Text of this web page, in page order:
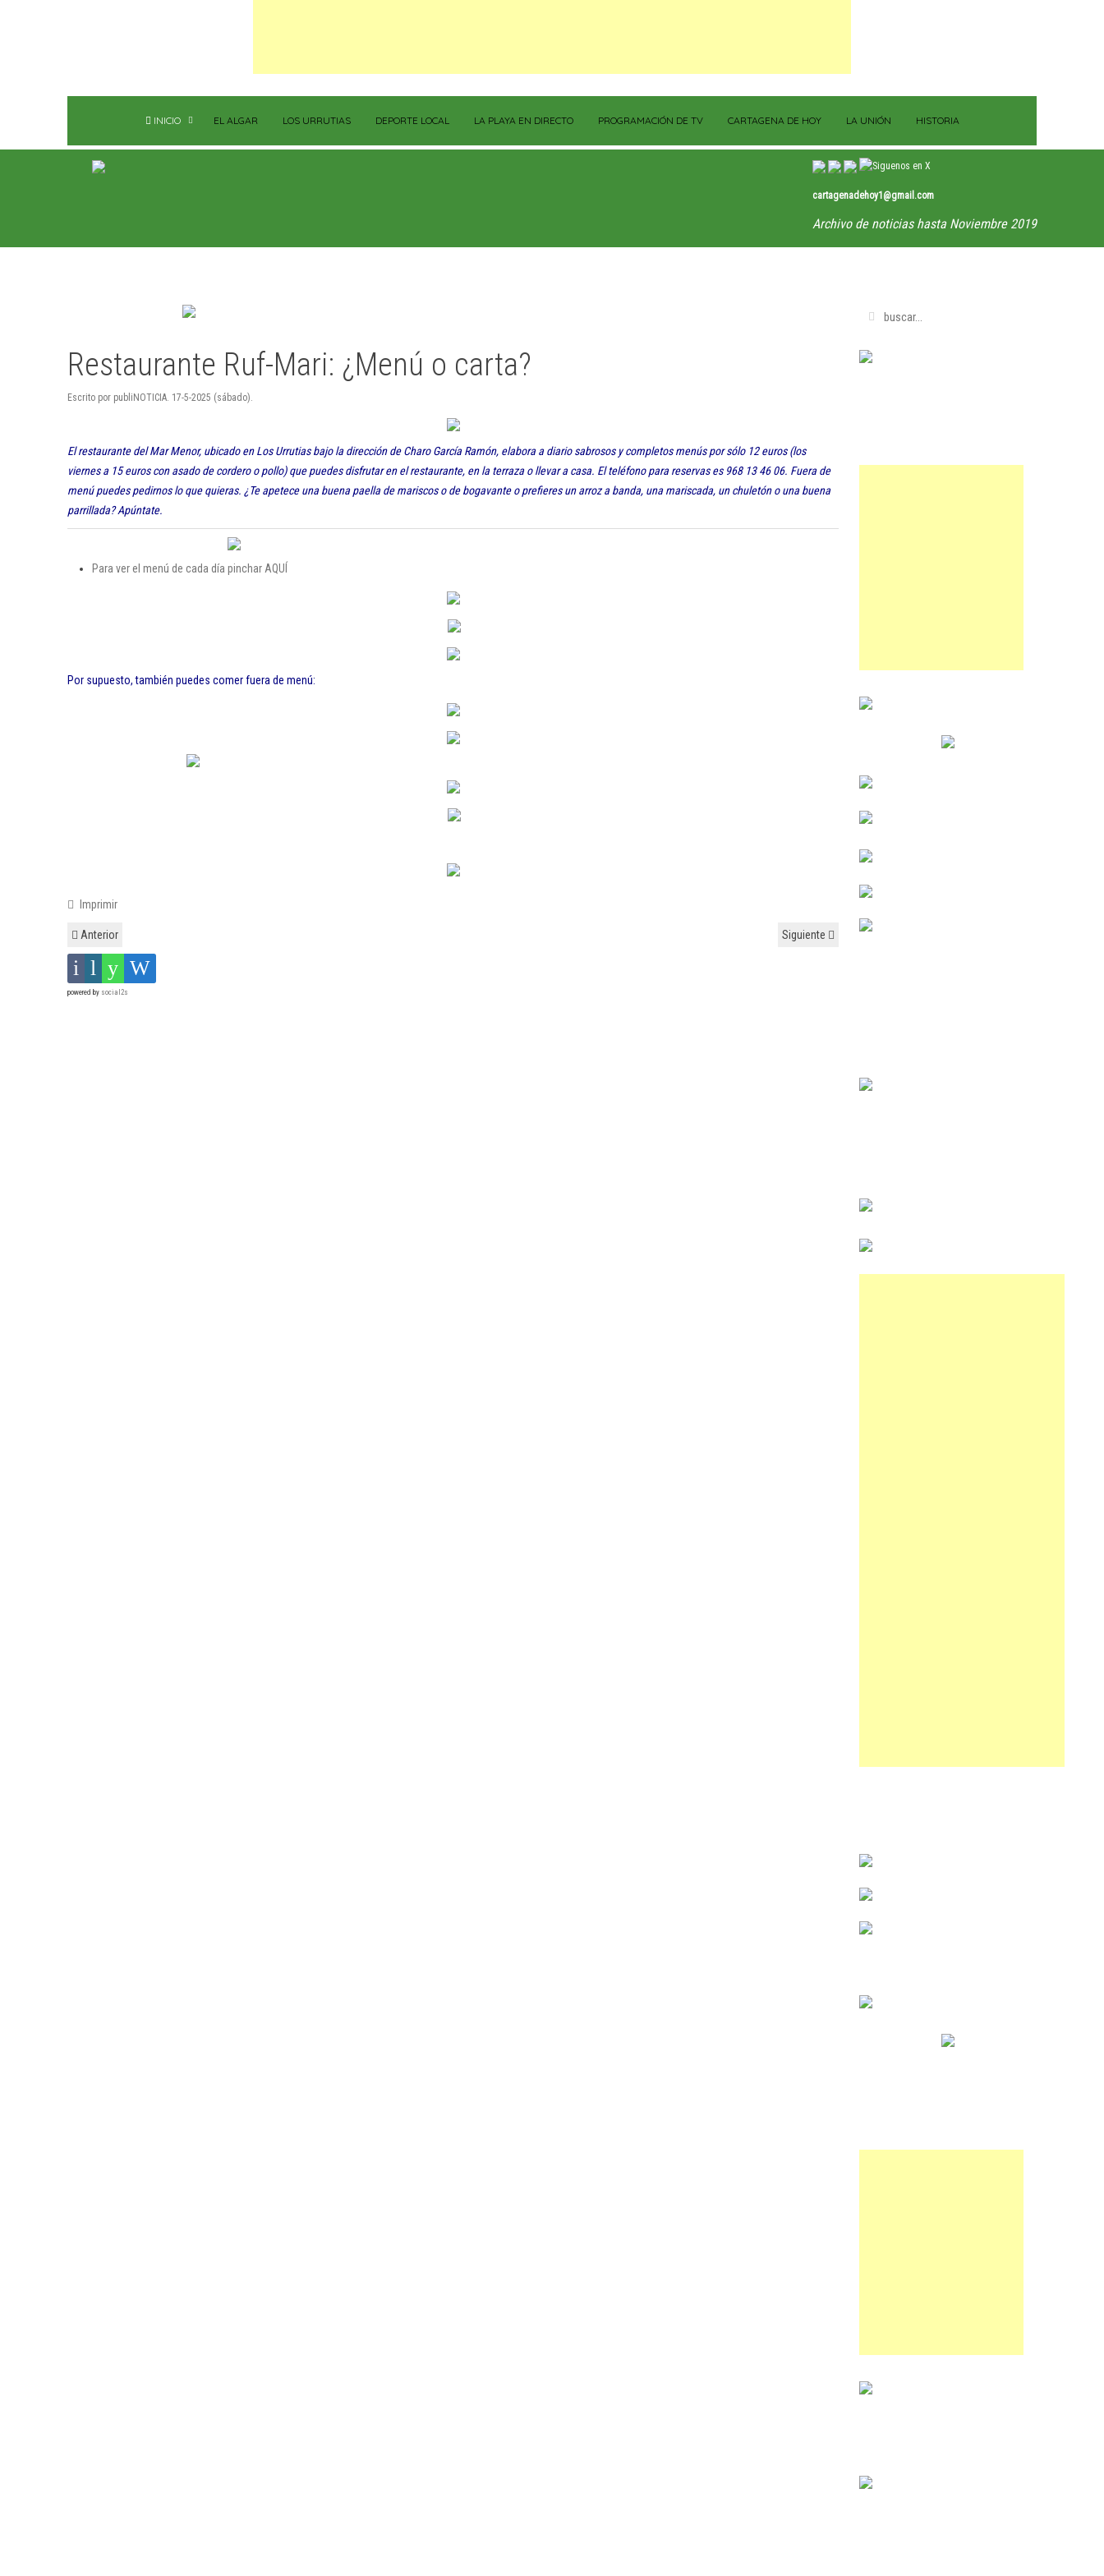
INICIO EL ALGAR LOS URRUTIAS DEPORTE LOCAL LA PLAYA EN DIRECTO PROGRAMACIÓN DE TV CARTAGENA DE HOY LA UNIÓN HISTORIA
cartagenadehoy1@gmail.com
Archivo de noticias hasta Noviembre 2019
Restaurante Ruf-Mari: ¿Menú o carta?
Escrito por publiNOTICIA. 17-5-2025 (sábado).
El restaurante del Mar Menor, ubicado en Los Urrutias bajo la dirección de Charo García Ramón, elabora a diario sabrosos y completos menús por sólo 12 euros (los
viernes a 15 euros con asado de cordero o pollo) que puedes disfrutar en el restaurante, en la terraza o llevar a casa. El teléfono para reservas es 968 13 46 06. Fuera de
menú puedes pedirnos lo que quieras. ¿Te apetece una buena paella de mariscos o de bogavante o prefieres un arroz a banda, una mariscada, un chuletón o una buena
parrillada? Apúntate.
Para ver el menú de cada día pinchar AQUÍ
Por supuesto, también puedes comer fuera de menú:
Imprimir
Anterior Siguiente
powered by social2s